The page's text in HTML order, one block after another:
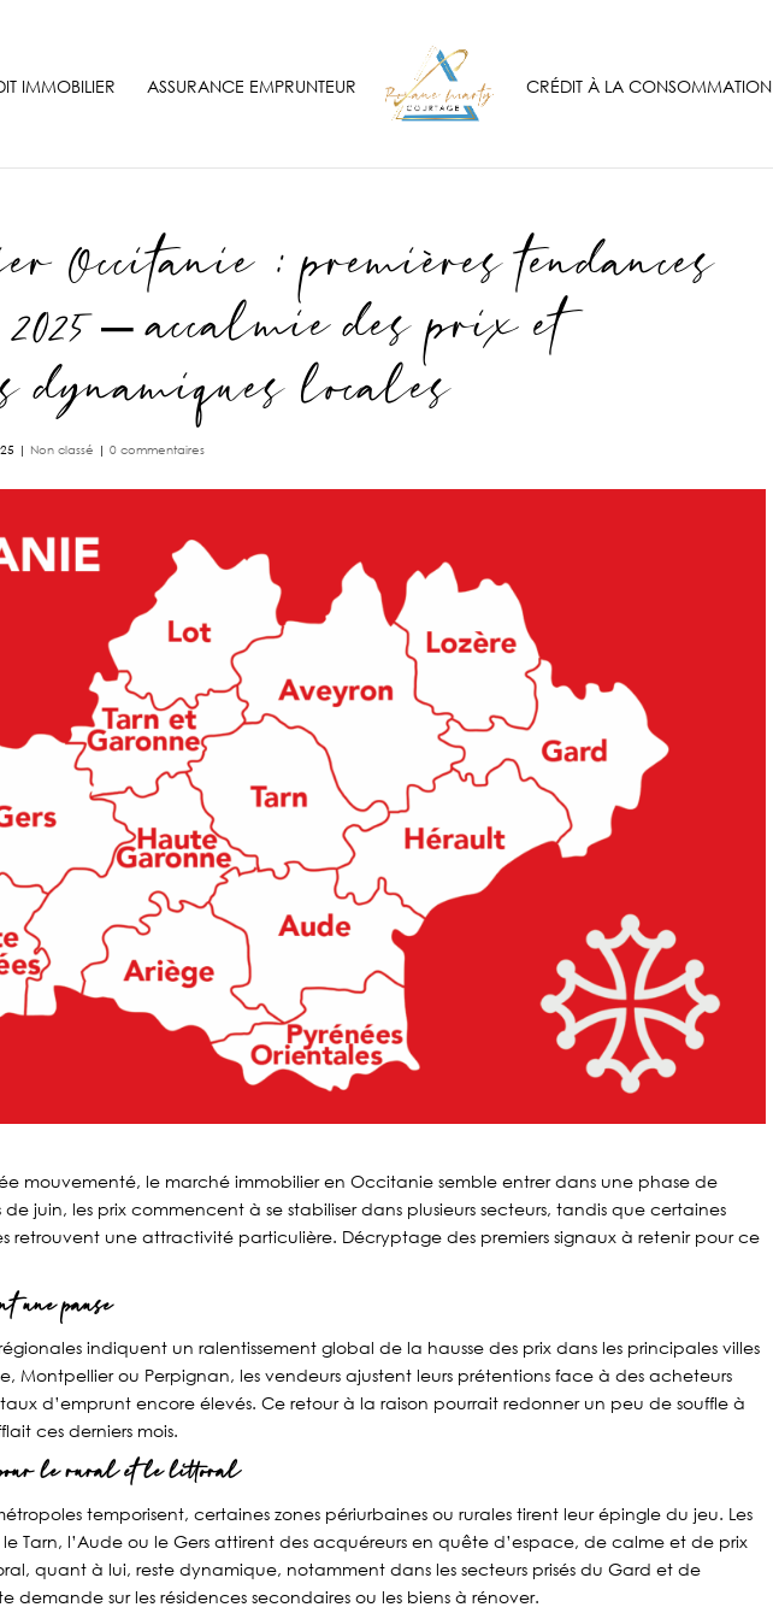
IMMOBILIER ASSURANCE EMPRUNTEUR CRÉDIT À LA CONSOMMATION
Occitanie : premières tendances
– accalmie des prix et
dynamiques locales
| Non classé |0 commentaires
mouvementé, le marché immobilier en Occitanie semble entrer dans une phase de
de juin, les prix commencent à se stabiliser dans plusieurs secteurs, tandis que certaines
retrouvent une attractivité particulière. Décryptage des premiers signaux à retenir pour ce
une pause
indiquent un ralentissement global de la hausse des prix dans les principales villes
Montpellier ou Perpignan, les vendeurs ajustent leurs prétentions face à des acheteurs
d’emprunt encore élevés. Ce retour à la raison pourrait redonner un peu de souffle à
ces derniers mois.
le rural et le littoral
temporisent, certaines zones périurbaines ou rurales tirent leur épingle du jeu. Les
Tarn, l’Aude ou le Gers attirent des acquéreurs en quête d’espace, de calme et de prix
quant à lui, reste dynamique, notamment dans les secteurs prisés du Gard et de
demande sur les résidences secondaires ou les biens à rénover.